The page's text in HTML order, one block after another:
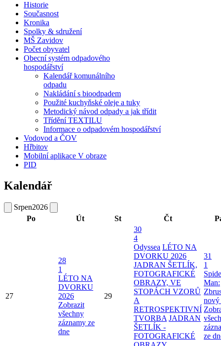
Historie
Současnost
Kronika
Spolky & sdružení
MŠ Zavidov
Počet obyvatel
Obecní systém odpadového
hospodářství
Kalendář komunálního
odpadu
Nakládání s bioodpadem
Použité kuchyňské oleje a tuky
Metodický návod odpady a jak třídit
Třídění TEXTILU
Informace o odpadovém hospodářství
Vodovod a ČOV
Hřbitov
Mobilní aplikace V obraze
PID
Kalendář
Srpen2026
Po
Út St Čt
27
28
1
LÉTO NA
DVORKU
2026
Zobrazit
všechny
záznamy ze
dne
29
30
4
Odyssea LÉTO NA
DVORKU 2026
JADRAN ŠETLÍK,
FOTOGRAFICKÉ
OBRAZY, VE
STOPÁCH VZORŮ
A
RETROSPEKTIVNÍ
TVORBA JADRAN
ŠETLÍK -
FOTOGRAFICKÉ
31
1
Man:
nový
ze